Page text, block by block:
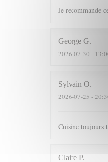
Je recommande
George G
2026-07-30 -
Sylvain O
2026-07-25 -
Cuisine toujours
Claire P